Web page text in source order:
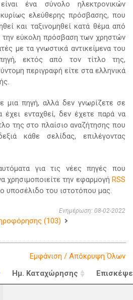
ένα σύνολο ηλεκτρονικών
ελεύθερης πρόσβασης, που
και ταξινομηθεί κατά θέμα από
την εύκολη πρόσβαση των χρηστών
με τα γνωστικά αντικείμενα του
εκτός από τον τίτλο της,
περιγραφή είτε στα ελληνικά
μια πηγή, αλλά δεν γνωρίζετε σε
έχει ενταχθεί, δεν έχετε παρά να
της στο πλαίσιο αναζήτησης που
κάθε σελίδας, επιλέγοντας
για τις νέες πηγές που
χρησιμοποιείτε την εφαρμογή RSS
υποσέλιδο του ιστοτόπου μας.
Ενημέρωση: 08-02-2022
(103)
Εμφάνιση / Απόκρυψη Όλων
Ημ. Καταχώρησης